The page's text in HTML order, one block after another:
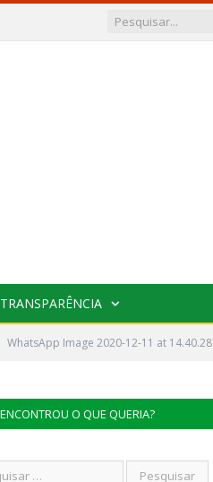
TRANSPARÊNCIA
WhatsApp Image 2020-12-11 at 14.40.28
O QUE QUERIA?